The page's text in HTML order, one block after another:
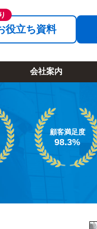
役立ち資料
会社案内
顧客満足度
98.3%